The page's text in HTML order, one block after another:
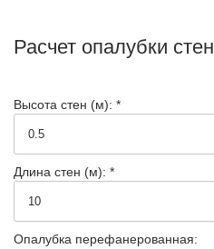
Расчет опалубки стен
Высота стен (м): *
Длина стен (м): *
Опалубка перефанерованная: